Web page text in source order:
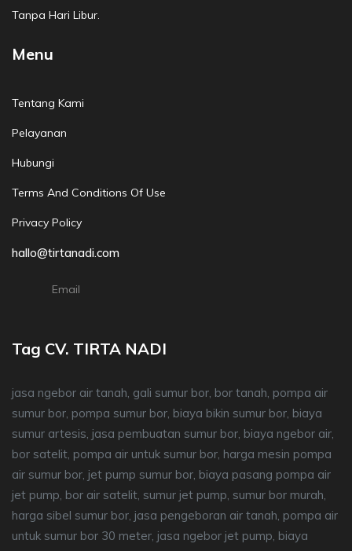
Tanpa Hari Libur.
Menu
Tentang Kami
Pelayanan
Hubungi
Terms And Conditions Of Use
Privacy Policy
hallo@tirtanadi.com
Email
Tag CV. TIRTA NADI
jasa ngebor air tanah, gali sumur bor, bor tanah, pompa air
sumur bor, pompa sumur bor, biaya bikin sumur bor, biaya
sumur artesis, jasa pembuatan sumur bor, biaya ngebor air,
bor satelit, pompa air untuk sumur bor, harga mesin pompa
air sumur bor, jet pump sumur bor, biaya pasang pompa air
jet pump, bor air satelit, sumur jet pump, sumur bor murah,
harga sibel sumur bor, jasa pengeboran air tanah, pompa air
untuk sumur bor 30 meter, jasa ngebor jet pump, biaya